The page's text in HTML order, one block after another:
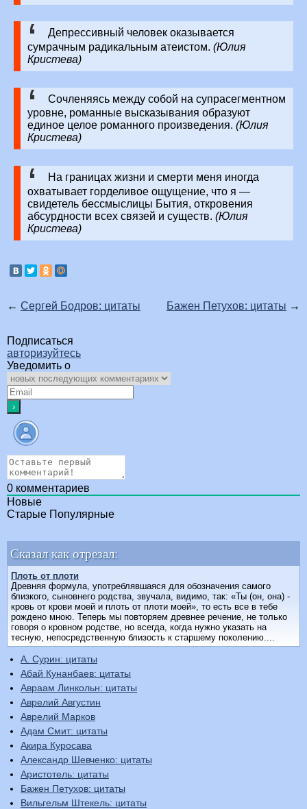
Депрессивный человек оказывается
сумрачным радикальным атеистом. (Юлия
Кристева)
Сочленяясь между собой на супрасегментном
уровне, романные высказывания образуют
единое целое романного произведения. (Юлия
Кристева)
На границах жизни и смерти меня иногда
охватывает горделивое ощущение, что я —
свидетель бессмыслицы Бытия, откровения
абсурдности всех связей и существ. (Юлия
Кристева)
← Сергей Бодров: цитаты Бажен Петухов: цитаты →
Подписаться
авторизуйтесь
Уведомить о
0 комментариев
Новые
Старые Популярные
Сказал как отрезал:
Плоть от плоти
Древняя формула, употреблявшаяся для обозначения самого
близкого, сыновнего родства, звучала, видимо, так: «Ты (он, она) -
кровь от крови моей и плоть от плоти моей», то есть все в тебе
рождено мною. Теперь мы повторяем древнее речение, не только
говоря о кровном родстве, но всегда, когда нужно указать на
тесную, непосредственную близость к старшему поколению....
А. Сурин: цитаты
Абай Кунанбаев: цитаты
Авраам Линкольн: цитаты
Аврелий Августин
Аврелий Марков
Адам Смит: цитаты
Акира Куросава
Александр Шевченко: цитаты
Аристотель: цитаты
Бажен Петухов: цитаты
Вильгельм Штекель: цитаты